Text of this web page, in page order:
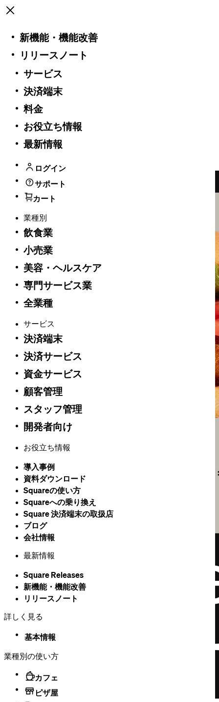
業種別
サービス
決済端末
料金
お役立ち情報
最新情報
ログイン
サポート
カート
業種別
飲食業
小売業
美容・ヘルスケア
専門サービス業
全業種
サービス
決済端末
決済サービス
資金サービス
顧客管理
スタッフ管理
開発者向け
お役立ち情報
導入事例
資料ダウンロード
Squareの​使い方
Squareへの乗り換え
Square 決済端末の​取扱店
ブログ
会社情報
最新情報
Square Releases
新機能・機能改善
リリースノート
詳しく見る
基本情報
業種別の使い方
カフェ
ピザ屋
Square 最新情報
Open menu
新機能・​機能改善
リリースノート
リリースノート
Vol 6 | 2026年6月18日 | v 7.12
レシートのフォントサイズ、注文アラ
ートの常時表示、自動税金節約など